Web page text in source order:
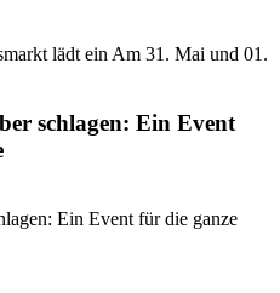
lädt ein Am 31. Mai und 01.
schlagen: Ein Event
Ein Event für die ganze